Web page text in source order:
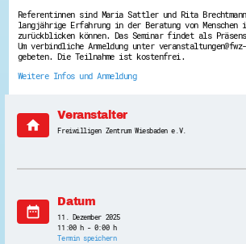
Service
Suche
Downloads
Kontakt
Impressum
Referentinnen sind Maria Sattler und Rita
langjährige Erfahrung in der Beratung von Menschen
zurückblicken können. Das Seminar findet als
Um verbindliche Anmeldung unter
gebeten. Die Teilnahme ist kostenfrei.
Weitere Infos und Anmeldung
home
Veranstalter
Freiwilligen Zentrum Wiesbaden e.V.
date_range
Datum
11. Dezember 2025
11:00 h - 0:00 h
Termin speichern